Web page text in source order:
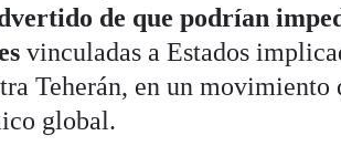
de que podrían
vinculadas a Estados
Teherán, en un
global.